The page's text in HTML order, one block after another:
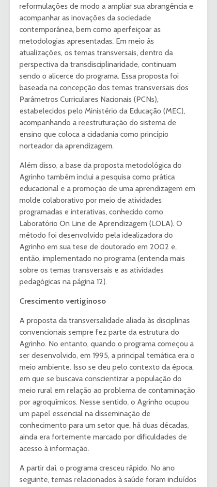
reformulações de modo a ampliar sua abrangência e
acompanhar as inovações da sociedade
contemporânea, bem como aperfeiçoar as
metodologias apresentadas. Em meio às
atualizações, os temas transversais, dentro da
perspectiva da transdisciplinaridade, continuam
sendo o alicerce do programa. Essa proposta foi
baseada na concepção dos temas transversais dos
Parâmetros Curriculares Nacionais (PCNs),
estabelecidos pelo Ministério da Educação (MEC),
acompanhando a reestruturação do sistema de
ensino que coloca a cidadania como princípio
norteador da aprendizagem.
Além disso, a base da proposta metodológica do
Agrinho também inclui a pesquisa como prática
educacional e a promoção de uma aprendizagem em
molde colaborativo por meio de atividades
programadas e interativas, conhecido como
Laboratório On Line de Aprendizagem (LOLA). O
método foi desenvolvido pela idealizadora do
Agrinho em sua tese de doutorado em 2002 e,
então, implementado no programa (entenda mais
sobre os temas transversais e as atividades
pedagógicas na página 12).
Crescimento vertiginoso
A proposta da transversalidade aliada às disciplinas
convencionais sempre fez parte da estrutura do
Agrinho. No entanto, quando o programa começou a
ser desenvolvido, em 1995, a principal temática era o
meio ambiente. Isso se deu pelo contexto da época,
em que se buscava conscientizar a população do
meio rural em relação ao problema de contaminação
por agroquímicos. Nesse sentido, o Agrinho ocupou
um papel essencial na disseminação de
conhecimento para um setor que, há duas décadas,
ainda era fortemente marcado por dificuldades de
acesso à informação.
A partir daí, o programa cresceu rápido. No ano
seguinte, temas relacionados à saúde foram incluídos